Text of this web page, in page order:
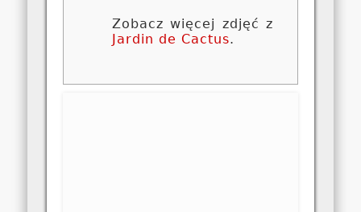
Zobacz więcej zdjęć z
Jardin de Cactus.